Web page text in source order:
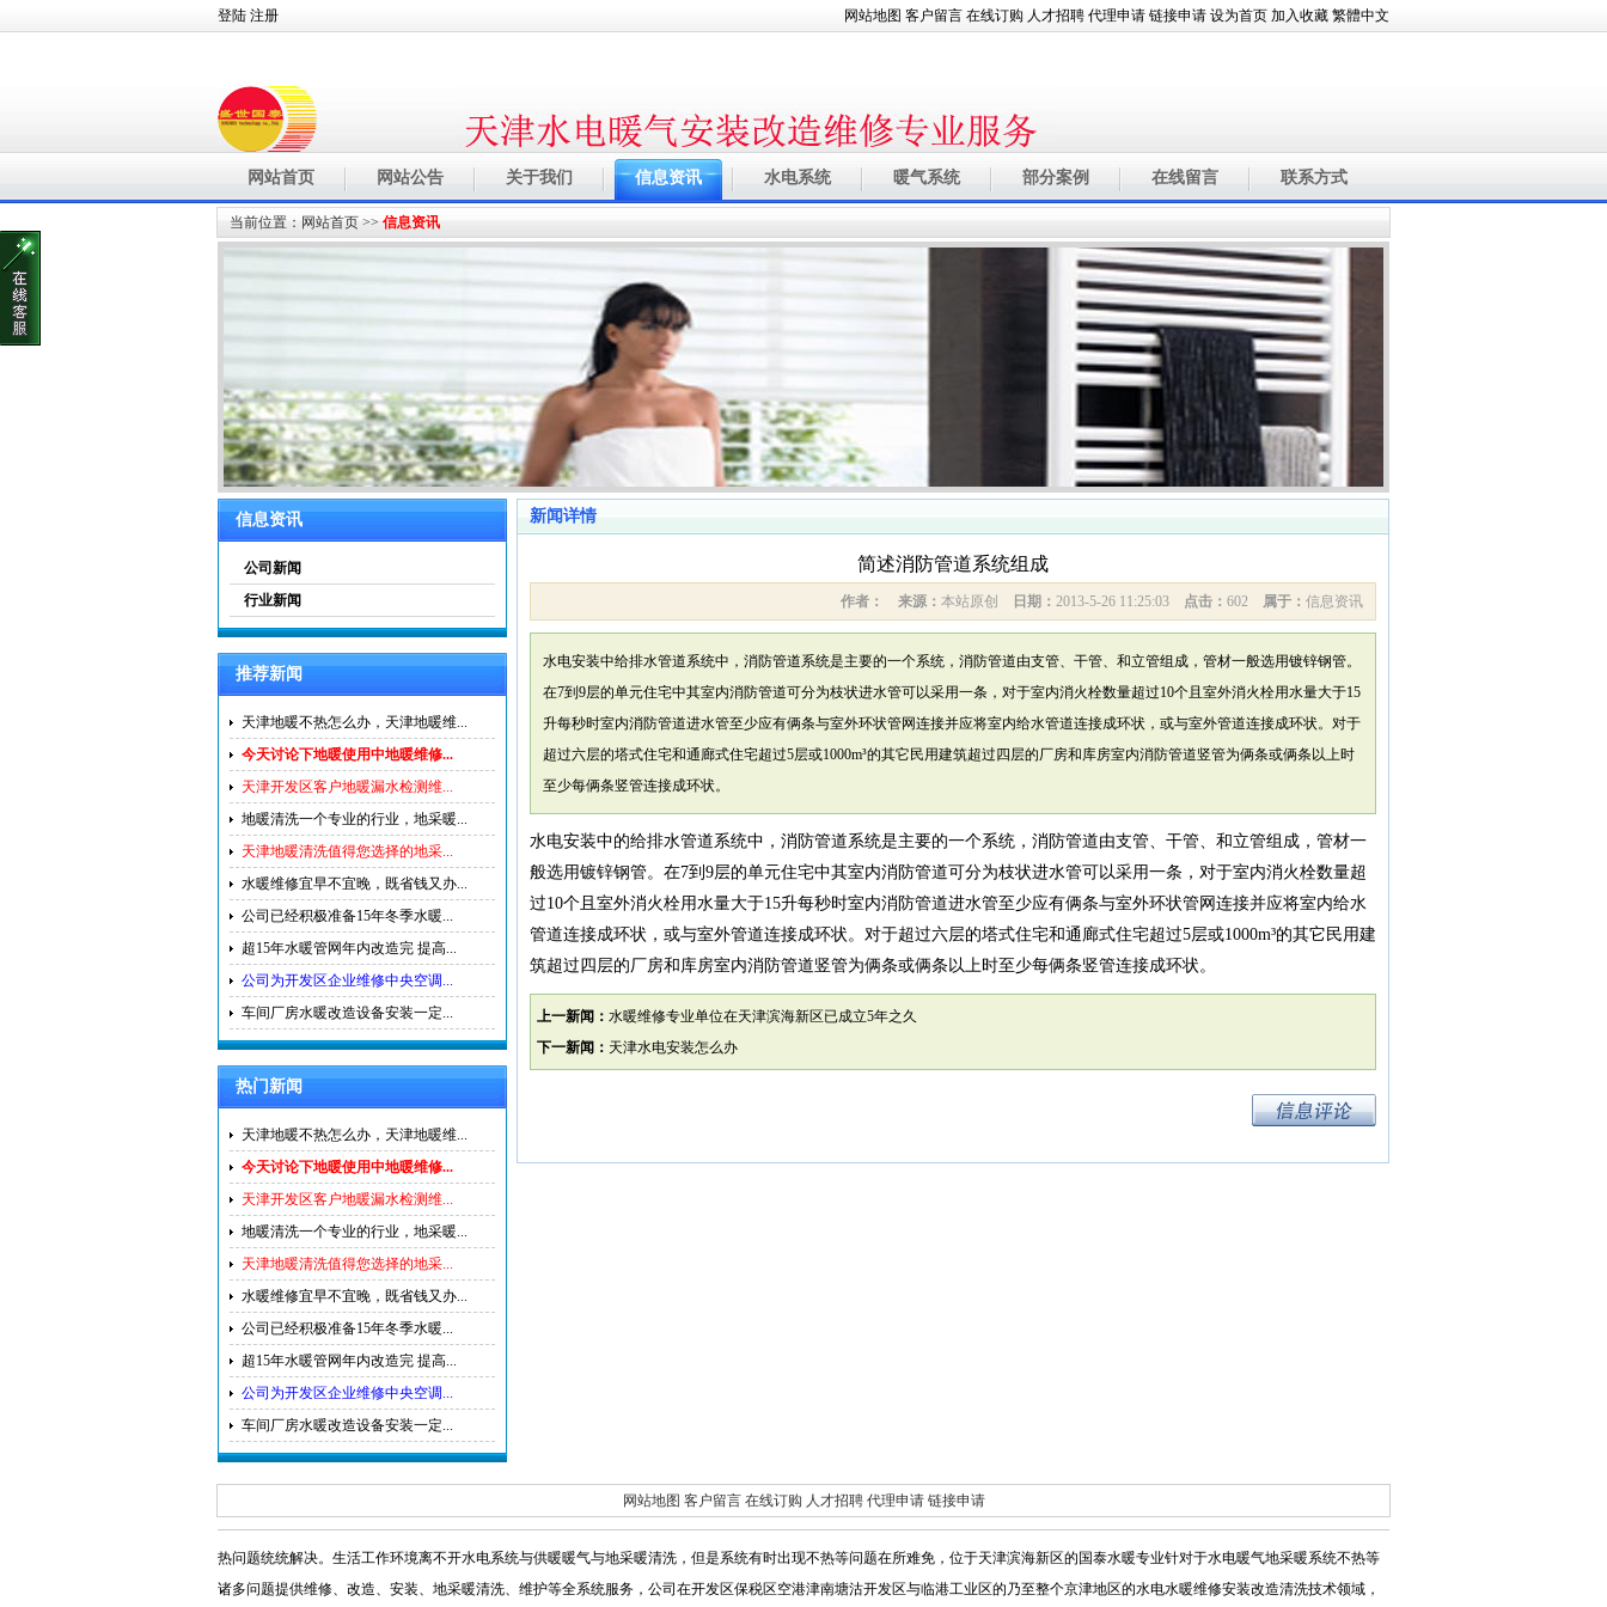
登陆 注册 网站地图 客户留言 在线订购 人才招聘 代理申请 链接申请 设为首页 加入收藏 繁體中文
网站首页 网站公告 关于我们 信息资讯 水电系统 暖气系统 部分案例 在线留言 联系方式
当前位置： 网站首页 >> 信息资讯
信息资讯
公司新闻
行业新闻
推荐新闻
天津地暖不热怎么办，天津地暖维...
今天讨论下地暖使用中地暖维修...
天津开发区客户地暖漏水检测维...
地暖清洗一个专业的行业，地采暖...
天津地暖清洗值得您选择的地采...
水暖维修宜早不宜晚，既省钱又办...
公司已经积极准备15年冬季水暖...
超15年水暖管网年内改造完 提高...
公司为开发区企业维修中央空调...
车间厂房水暖改造设备安装一定...
热门新闻
天津地暖不热怎么办，天津地暖维...
今天讨论下地暖使用中地暖维修...
天津开发区客户地暖漏水检测维...
地暖清洗一个专业的行业，地采暖...
天津地暖清洗值得您选择的地采...
水暖维修宜早不宜晚，既省钱又办...
公司已经积极准备15年冬季水暖...
超15年水暖管网年内改造完 提高...
公司为开发区企业维修中央空调...
车间厂房水暖改造设备安装一定...
新闻详情
简述消防管道系统组成
作者： 来源： 本站原创 日期： 2013-5-26 11:25:03 点击： 602 属于： 信息资讯
水电安装中给排水管道系统中，消防管道系统是主要的一个系统，消防管道由支管、干管、和立管组成，管材一般选用镀锌钢管。
在7到9层的单元住宅中其室内消防管道可分为枝状进水管可以采用一条，对于室内消火栓数量超过10个且室外消火栓用水量大于15
升每秒时室内消防管道进水管至少应有俩条与室外环状管网连接并应将室内给水管道连接成环状，或与室外管道连接成环状。对于
超过六层的塔式住宅和通廊式住宅超过5层或1000m³的其它民用建筑超过四层的厂房和库房室内消防管道竖管为俩条或俩条以上时
至少每俩条竖管连接成环状。
水电安装中的给排水管道系统中，消防管道系统是主要的一个系统，消防管道由支管、干管、和立管组成，管材一
般选用镀锌钢管。在7到9层的单元住宅中其室内消防管道可分为枝状进水管可以采用一条，对于室内消火栓数量超
过10个且室外消火栓用水量大于15升每秒时室内消防管道进水管至少应有俩条与室外环状管网连接并应将室内给水
管道连接成环状，或与室外管道连接成环状。对于超过六层的塔式住宅和通廊式住宅超过5层或1000m³的其它民用建
筑超过四层的厂房和库房室内消防管道竖管为俩条或俩条以上时至少每俩条竖管连接成环状。
上一新闻： 水暖维修专业单位在天津滨海新区已成立5年之久
下一新闻： 天津水电安装怎么办
网站地图 客户留言 在线订购 人才招聘 代理申请 链接申请
热问题统统解决。生活工作环境离不开水电系统与供暖暖气与地采暖清洗，但是系统有时出现不热等问题在所难免，位于天津滨海新区的国泰水暖专业针对于水电暖气地采暖系统不热等
诸多问题提供维修、改造、安装、地采暖清洗、维护等全系统服务，公司在开发区保税区空港津南塘沽开发区与临港工业区的乃至整个京津地区的水电水暖维修安装改造清洗技术领域，